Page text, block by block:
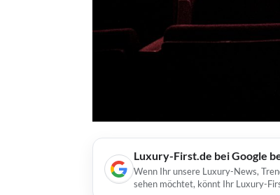
Luxury-First.de bei Google
Wenn Ihr unsere Luxury-News,
sehen möchtet, könnt Ihr Luxury-